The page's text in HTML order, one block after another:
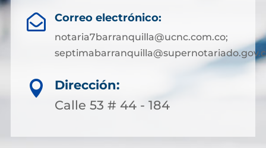
 Correo electrónico:
notaria7barranquilla@ucnc.com.co;

Dirección:
Calle 53 # 44 - 184